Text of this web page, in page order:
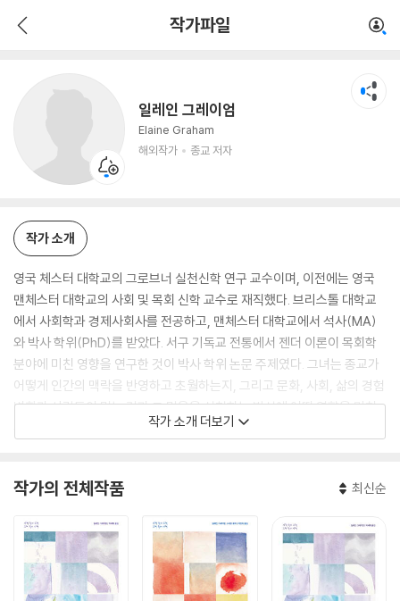
작가파일
일레인 그레이엄
Elaine Graham
해외작가
종교 저자
작가 소개
영국 체스터 대학교의 그로브너 실천신학 연구 교수이며, 이전에는 영국
맨체스터 대학교의 사회 및 목회 신학 교수로 재직했다. 브리스톨 대학교
에서 사회학과 경제사회사를 전공하고, 맨체스터 대학교에서 석사(MA)
와 박사 학위(PhD)를 받았다. 서구 기독교 전통에서 젠더 이론이 목회학
분야에 미친 영향을 연구한 것이 박사 학위 논문 주제였다. 그녀는 종교가
어떻게 인간의 맥락을 반영하고 초월하는지, 그리고 문화, 사회, 삶의 경험
변화가 사람들이 믿는 것과 그 믿음을 실천하는 방식에 어떤 영향을 미치
는지에 관심이 많다. 지금은 종교적 신념과 실천이 주변 문화의 변화에 어
ritish Academy)의 회원으로 선출되었다. 저서로 Between a Rock a
orming Practice: Pastoral Theology in an Age of Uncertainty, T
heological Reflection 외 다수가 있다.
작가 소개 더보기
작가의 전체작품 최신순